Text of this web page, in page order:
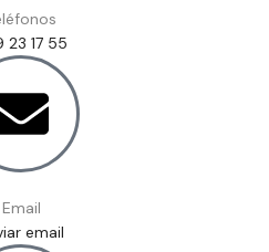
23 17 55
Email
email